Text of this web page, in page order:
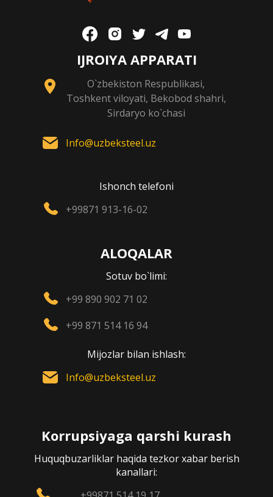
IJROIYA APPARATI
O`zbekiston Respublikasi,
Toshkent viloyati, Bekobod shahri,
Sirdaryo ko`chasi
Info@uzbeksteel.uz
Ishonch telefoni
+99871 913-16-02
ALOQALAR
Sotuv bo`limi:
+99 890 902 71 02
+99 871 514 16 94
Mijozlar bilan ishlash:
Info@uzbeksteel.uz
Korrupsiyaga qarshi kurash
Huquqbuzarliklar haqida tezkor xabar berish
kanallari: